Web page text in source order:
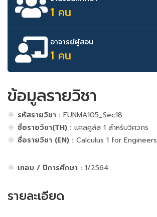
1 คน
อาจารย์ผู้สอน
1 คน
ข้อมูลรายวิชา
รหัสรายวิชา : FUNMA105_Sec18
ชื่อรายวิชา(TH) : แคลคูลัส 1 สำหรับวิศวกร
ชื่อรายวิชา (EN) : Calculus 1 for Engineers
เทอม / ปีการศึกษา : 1/2564
รายละเอียด